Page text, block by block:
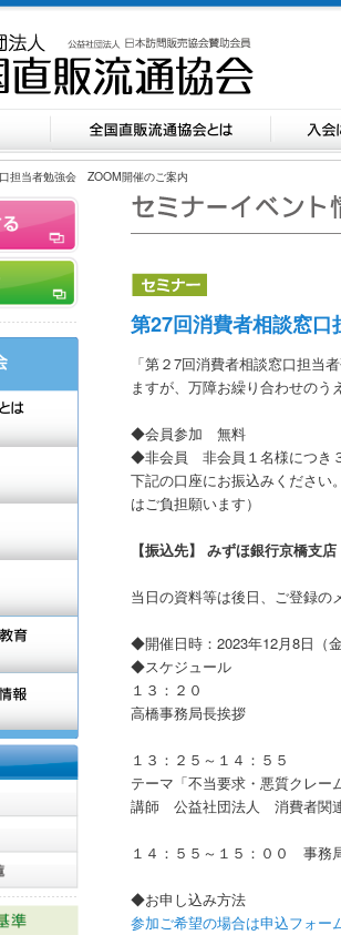
担当者勉強会 ZOOM開催のご案内
第27回消費者相談窓
「第２7回消費者相談窓口担当
ますが、万障お繰り合わせの
◆会員参加 無料
◆非会員 非会員１名様につき
下記の口座にお振込みください
はご負担願います）
【振込先】 みずほ銀行京橋
当日の資料等は後日、ご登録
◆開催日時：2023年12月8日（
◆スケジュール
１３：２０
高橋事務局長挨拶
１３：２５～１４：５５
テーマ「不当要求・悪質クレ
講師 公益社団法人 消費者関
１４：５５～１５：００ 事務
◆お申し込み方法
参加ご希望の場合は申込フォー